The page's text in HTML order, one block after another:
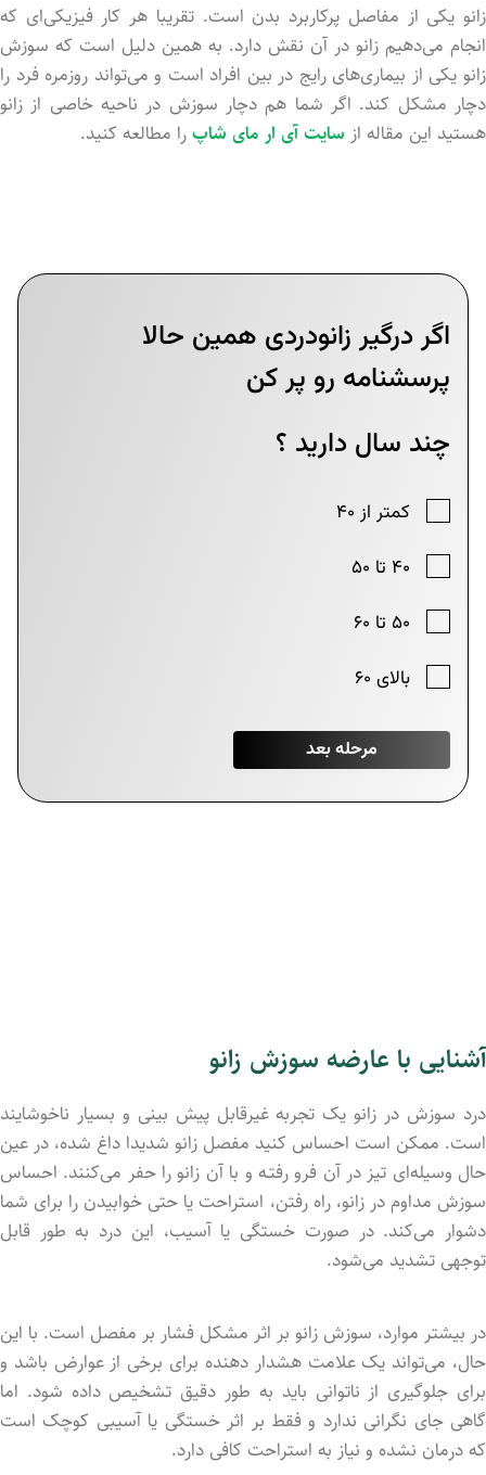
زانو یکی از مفاصل پرکاربرد بدن است. تقریبا هر کار فیزیکی‌‌ای که
انجام می‌دهیم زانو در آن نقش دارد. به همین دلیل است که سوزش
زانو یکی از بیماری‌های رایج در بین افراد است و می‌تواند روزمره فرد را
دچار مشکل کند. اگر شما هم دچار سوزش در ناحیه خاصی از زانو
هستید این مقاله از سایت آی ار مای شاپرا مطالعه کنید‌.
آشنایی با عارضه سوزش زانو
درد سوزش در زانو یک تجربه غیرقابل پیش بینی و بسیار ناخوشایند
است. ممکن است احساس کنید مفصل زانو شدیدا داغ شد‌ه، در عین
حال وسیله‌ای تیز در آن فرو رفتـه و با آن زانو را حفر می‌کنند. احساس
سوزش مداوم در زانو، راه رفتن، استراحت یا حتی خوابیدن را برای شما
دشوار می‌کند. در صورت خستگی یا آسیب، این درد به طور قابل
توجهی تشدید می‌شود.
در بیشتر موارد، سوزش زانو بر اثر مشکل فشار بر مفصل است. با این
حال، می‌تواند یک علامت هشدار دهنده برای برخی از عوارض باشد و
برای جلوگیری از ناتوانی باید به طور دقیق تشخیص داد‌ه شود. اما
گاهی جای نگرانی ندارد و فقط بر اثر خستگی یا آسیبی کوچک است
که درمان نشده و نیاز به استراحت کافی دارد.